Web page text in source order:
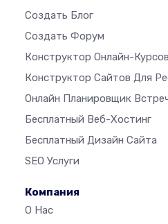
Создать Блог
Создать Форум
Конструктор Онлайн-Курсов
Конструктор Сайтов Для
Онлайн Планировщик
Бесплатный Веб-Хостинг
Бесплатный Дизайн Сайта
SEO Услуги
Компания
О Нас